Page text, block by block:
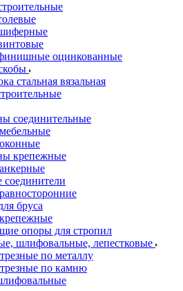
оцинкованные
стальная вязальная
соединительные
крепежные
соединители
бруса
опоры для стропил
шлифовальные, лепестковые
по металлу
по камню